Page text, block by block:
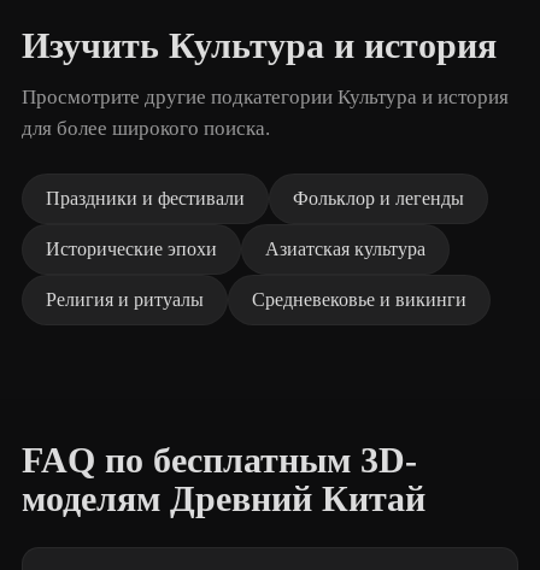
Изучить Культура и история
Просмотрите другие подкатегории Культура и история
для более широкого поиска.
Праздники и фестивали Фольклор и легенды
Исторические эпохи Азиатская культура
Религия и ритуалы Средневековье и викинги
FAQ по бесплатным 3D-
моделям Древний Китай